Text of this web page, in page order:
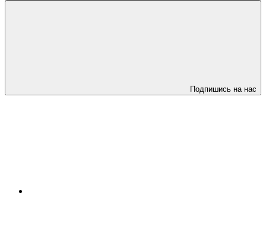
Подпишись на нас